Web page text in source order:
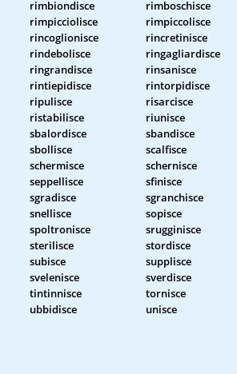
rimbiondisce rimboschisce
rimpicciolisce rimpiccolisce
rincoglionisce rincretinisce
rindebolisce ringagliardisce
ringrandisce rinsanisce
rintiepidisce rintorpidisce
ripulisce risarcisce
ristabilisce riunisce
sbalordisce sbandisce
sbollisce scalfisce
schermisce schernisce
seppellisce sfinisce
sgradisce sgranchisce
snellisce sopisce
spoltronisce srugginisce
sterilisce stordisce
subisce supplisce
svelenisce sverdisce
tintinnisce tornisce
ubbidisce unisce